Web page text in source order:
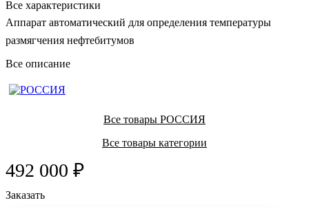
Все характеристики
Аппарат автоматический для определения температуры
размягчения нефтебитумов
Все описание
Все товары РОССИЯ
Все товары категории
492 000 ₽
Заказать